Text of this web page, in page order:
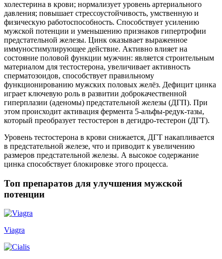
холестерина в крови; нормализует уровень артериального
давления; повышает стрессоустойчивость, умственную и
физическую работоспособность. Способствует усилению
мужской потенции и уменьшению признаков гипертрофии
предстательной железы. Цинк оказывает выраженное
иммуностимулирующее действие. Активно влияет на
состояние половой функции мужчин: является строительным
материалом для тестостерона, увеличивает активность
сперматозоидов, способствует правильному
функционированию мужских половых желёз. Дефицит цинка
играет ключевую роль в развитии доброкачественной
гиперплазии (аденомы) предстательной железы (ДГП). При
этом происходит активация фермента 5-альфы-редук-тазы,
который преобразует тестостерон в дегидро-тестерон (ДГТ).
Уровень тестостерона в крови снижается, ДГТ накапливается
в предстательной железе, что и приводит к увеличению
размеров предстательной железы. А высокое содержание
цинка способствует блокировке этого процесса.
Топ препаратов для улучшения мужской
потенции
Viagra